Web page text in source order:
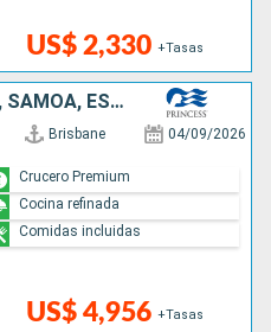
US$ 2,330 +Tasas
AUSTRALIA, FIDJI (ISLAS), SAMOA, ESTADOS UNIDOS, FRANCIA, NUEVA ZELANDA
Brisbane 04/09/2026
US$ 4,956 +Tasas
Crucero Premium
Cocina refinada
Comidas incluidas